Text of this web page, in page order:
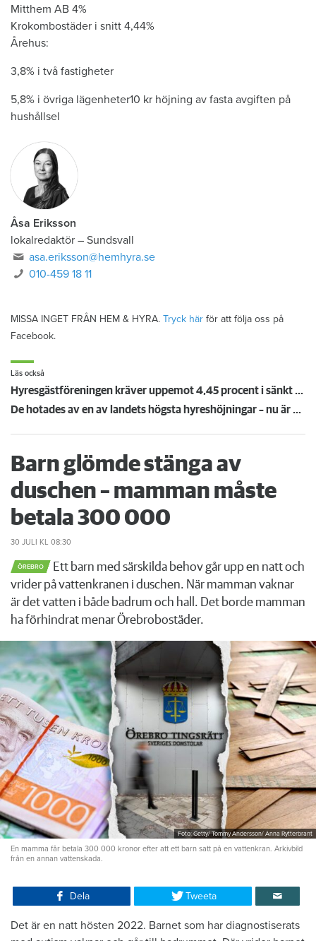
Mitthem AB 4%
Krokombostäder i snitt 4,44%
Årehus:
3,8% i två fastigheter
5,8% i övriga lägenheter10 kr höjning av fasta avgiften på
hushållsel
Åsa Eriksson
lokalredaktör – Sundsvall
asa.eriksson@hemhyra.se
010-459 18 11
MISSA INGET FRÅN HEM & HYRA. Tryck här för att följa oss på
Facebook.
Läs också
Hyresgästföreningen kräver uppemot 4,45 procent i sänkt hyra: "Gränsen är nådd"
De hotades av en av landets högsta hyreshöjningar – nu är hyrorna klara
Barn glömde stänga av
duschen – mamman måste
betala 300 000
30 JULI KL 08:30
ÖREBRO
Ett barn med särskilda behov går upp en natt och
vrider på vattenkranen i duschen. När mamman vaknar
är det vatten i både badrum och hall. Det borde mamman
ha förhindrat menar Örebrobostäder.
Foto: Getty/ Tommy Andersson/ Anna Rytterbrant
En mamma får betala 300 000 kronor efter att ett barn satt på en vattenkran. Arkivbild
från en annan vattenskada.
Dela Tweeta
Det är en natt hösten 2022. Barnet som har diagnostiserats